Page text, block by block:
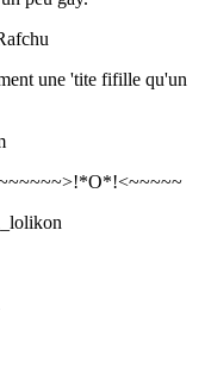
une 'tite fifille qu'un
~~~~~~>!*O*!<~~~~~